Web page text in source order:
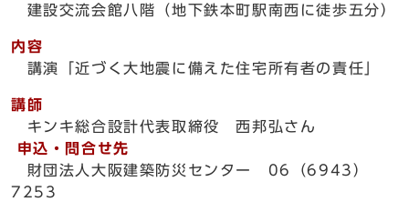
建設交流会館八階（地下鉄本町駅南西に徒歩五分）
内容
講演「近づく大地震に備えた住宅所有者の責任」
講師
キンキ総合設計代表取締役 西邦弘さん
申込・問合せ先
財団法人大阪建築防災センター 06（6943）
7253